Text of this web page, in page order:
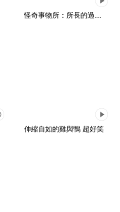
伸縮自如的雞與鴨 超好笑